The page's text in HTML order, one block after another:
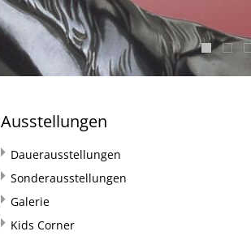
Ausstellungen
Dauerausstellungen
Sonderausstellungen
Galerie
Kids Corner